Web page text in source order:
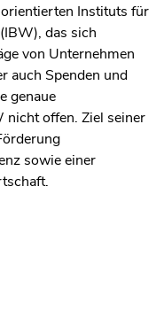
Instituts für
das sich
von Unternehmen
auch Spenden und
genaue
nicht offen. Ziel seiner
sowie einer